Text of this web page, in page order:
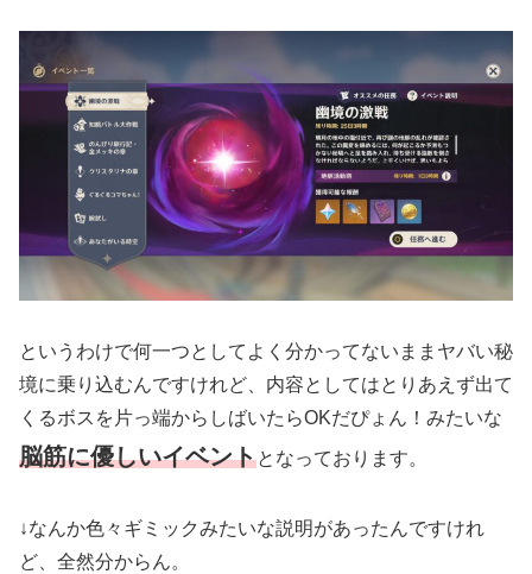
というわけで何一つとしてよく分かってないままヤバい秘
境に乗り込むんですけれど、内容としてはとりあえず出て
くるボスを片っ端からしばいたらOKだぴょん！みたいな
脳筋に優しいイベントとなっております。
↓なんか色々ギミックみたいな説明があったんですけれ
ど、全然分からん。